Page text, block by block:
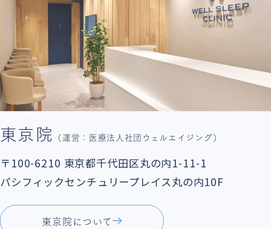
「本人情報」「クレジット
カード情報」
「保険情報」を
登録してください。​
STEP5
予約確認・完了​
予約を確定してください。
以上でWEB再診予約は
終了となります。​
東京院 （運営：医療法人社団ウェルエイジング）
〒100-6210 東京都千代田区丸の内1-11-1
パシフィックセンチュリープレイス丸の内10F
東京院について